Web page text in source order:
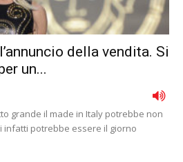
della vendita. Si
un...
grande il made in Italy potrebbe non
infatti potrebbe essere il giorno